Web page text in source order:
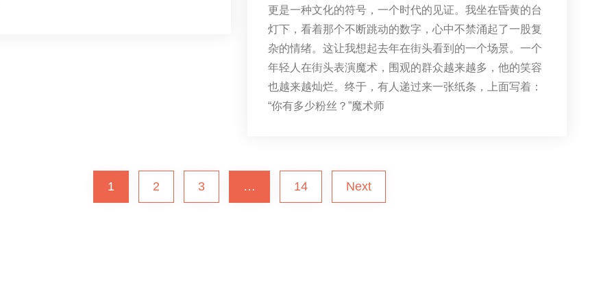
更是一种文化的符号，一个时代的见证。我坐在昏黄的台
灯下，看着那个不断跳动的数字，心中不禁涌起了一股复
杂的情绪。这让我想起去年在街头看到的一个场景。一个
年轻人在街头表演魔术，围观的群众越来越多，他的笑容
也越来越灿烂。终于，有人递过来一张纸条，上面写着：
“你有多少粉丝？”魔术师
1 2 3 … 14 Next